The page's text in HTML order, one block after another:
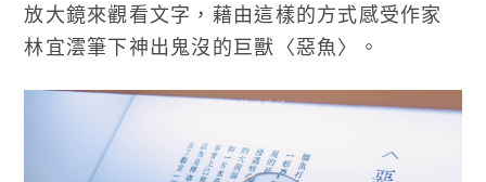
放大鏡來觀看文字，藉由這樣的方式感受作家
林宜澐筆下神出鬼沒的巨獸〈惡魚〉。